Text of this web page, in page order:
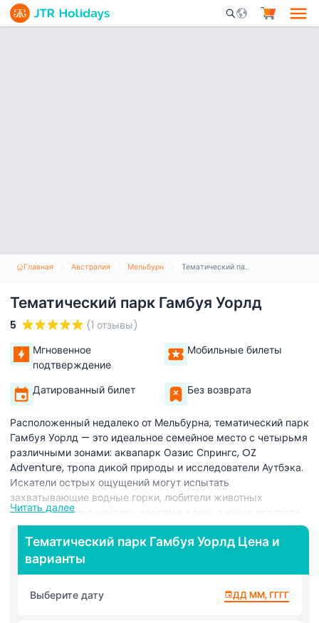
Mobile Search
Главная Австралия Мельбурн Тематический парк Гамбуя Уорлд
Тематический парк Гамбуя Уорлд
5
(1 отзывы)
Мгновенное
подтверждение
Мобильные билеты
Датированный билет Без возврата
Расположенный недалеко от Мельбурна, тематический парк
Гамбуя Уорлд — это идеальное семейное место с четырьмя
различными зонами: аквапарк Оазис Спрингс, OZ
Adventure, тропа дикой природы и исследователи Аутбэка.
Искатели острых ощущений могут испытать
захватывающие водные горки, любители животных
познакомиться с кенгуру, коалами и эму, а юные искатели
приключений исследовать детские аттракционы и зоны с
брызгами, что делает парк идеальным для посетителей
всех возрастов. Расположенный в живописной зелени,
Гамбуя Уорлд сочетает в себе приключения, дикую природу
и семейные развлечения для незабываемого дня. Являясь
единственным в Виктории объединённым аквапарком,
Читать далее
Тематический парк Гамбуя Уорлд Цена и
варианты
Выберите дату ДД ММ, ГГГГ